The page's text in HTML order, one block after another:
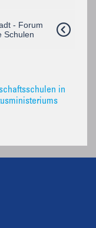
- Forum
Schulen
in